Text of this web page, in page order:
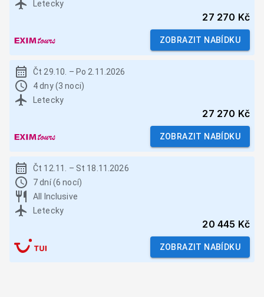
Letecky
27 270 Kč
ZOBRAZIT NABÍDKU
Čt 29.10. – Po 2.11.2026
4 dny (3 noci)
Letecky
27 270 Kč
ZOBRAZIT NABÍDKU
Čt 12.11. – St 18.11.2026
7 dní (6 nocí)
All Inclusive
Letecky
20 445 Kč
ZOBRAZIT NABÍDKU